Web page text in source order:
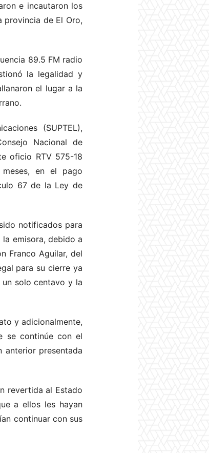
e incautaron los
provincia de El Oro,
89.5 FM radio
la legalidad y
el lugar a la
(SUPTEL),
Nacional de
oficio RTV 575-18
en el pago
67 de la Ley de
notificados para
emisora, debido a
Franco Aguilar, del
para su cierre ya
solo centavo y la
y adicionalmente,
se continúe con el
anterior presentada
revertida al Estado
a ellos les hayan
continuar con sus